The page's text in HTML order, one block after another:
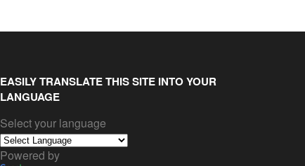
EASILY TRANSLATE THIS SITE INTO YOUR
LANGUAGE
Select your language
Powered by